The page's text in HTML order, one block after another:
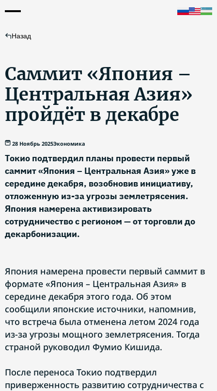
Назад
Саммит «Япония –
Центральная Азия»
пройдёт в декабре
28 Ноябрь 2025Экономика
Токио подтвердил планы провести первый
саммит «Япония – Центральная Азия» уже в
середине декабря, возобновив инициативу,
отложенную из-за угрозы землетрясения.
Япония намерена активизировать
сотрудничество с регионом — от торговли до
декарбонизации.
Япония намерена провести первый саммит в
формате «Япония – Центральная Азия» в
середине декабря этого года. Об этом
сообщили японские источники, напомнив,
что встреча была отменена летом 2024 года
из-за угрозы мощного землетрясения. Тогда
страной руководил Фумио Кишида.
После переноса Токио подтвердил
приверженность развитию сотрудничества с